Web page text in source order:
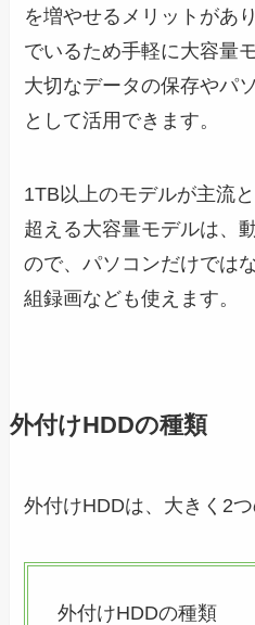
を増やせるメリットがあ
でいるため手軽に大容量
大切なデータの保存やパ
として活用できます。
1TB以上のモデルが主流
超える大容量モデルは、
ので、パソコンだけでは
組録画なども使えます。
外付けHDDの種類
外付けHDDは、大きく2
外付けHDDの種類